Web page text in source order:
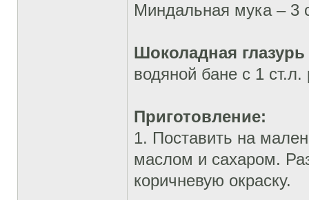
Миндальная мука – 3
Шоколадная глазурь
водяной бане с 1 ст.л.
Приготовление:
1. Поставить на
маслом и сахаром.
коричневую окраску.